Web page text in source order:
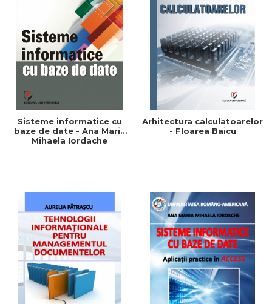
Sisteme informatice cu
baze de date - Ana Maria
Mihaela Iordache
Arhitectura calculatoarelor
- Floarea Baicu